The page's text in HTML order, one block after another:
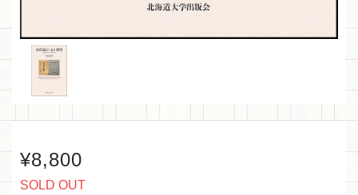
¥8,800
SOLD OUT